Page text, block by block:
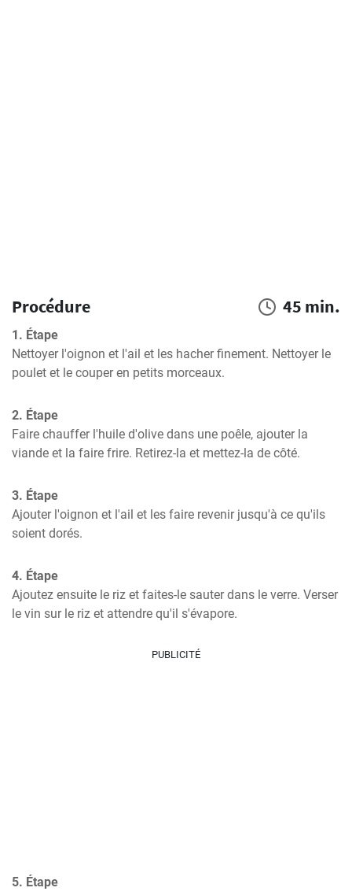
Procédure 45 min.
1. Étape
Nettoyer l'oignon et l'ail et les hacher finement. Nettoyer le
poulet et le couper en petits morceaux.
2. Étape
Faire chauffer l'huile d'olive dans une poêle, ajouter la
viande et la faire frire. Retirez-la et mettez-la de côté.
3. Étape
Ajouter l'oignon et l'ail et les faire revenir jusqu'à ce qu'ils
soient dorés.
4. Étape
Ajoutez ensuite le riz et faites-le sauter dans le verre. Verser
le vin sur le riz et attendre qu'il s'évapore.
PUBLICITÉ
5. Étape